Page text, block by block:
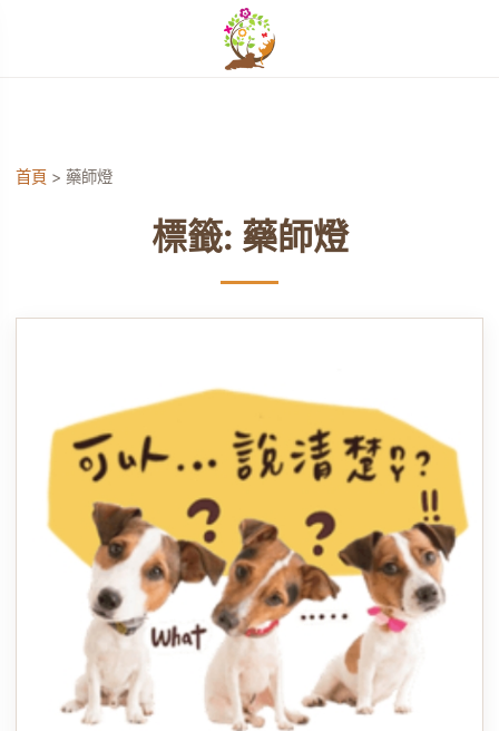
首頁 > 藥師燈
標籤: 藥師燈